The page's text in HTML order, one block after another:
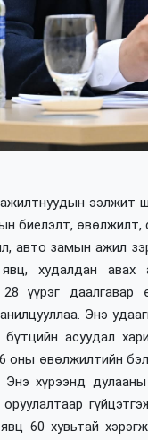
ээлжит
биелэлт, өвөлжилт,
авто замын ажил
худалдан авах
үүрэг даалгавар
Энэ
асуудал
оны өвөлжилтийн
Энэ хүрээнд
60 хувьтай